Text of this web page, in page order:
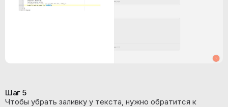
Шаг 5
Чтобы убрать заливку у текста, нужно обратится к